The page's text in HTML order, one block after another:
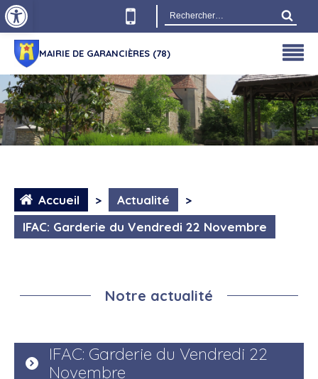
Rechercher :
MAIRIE DE GARANCIÈRES (78)
Accueil > Actualité
>
IFAC: Garderie du Vendredi 22 Novembre
Notre actualité
IFAC: Garderie du Vendredi 22
Novembre